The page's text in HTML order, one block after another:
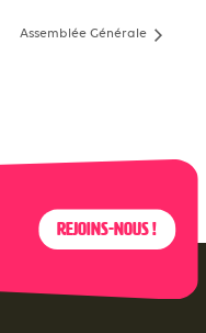
Assemblée Générale
Rejoins-nous !